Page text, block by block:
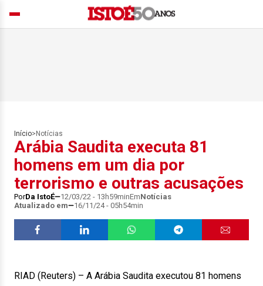
Início> Notícias
Arábia Saudita executa 81
homens em um dia por
terrorismo e outras acusações
PorDa IstoÉ 12/03/22 - 13h59minEmNotícias
Atualizado em
16/11/24 - 05h54min
RIAD (Reuters) – A Arábia Saudita executou 81 homens